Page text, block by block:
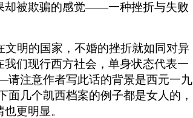
被欺骗的感觉——一种挫折与失败
明的国家，不婚的挫折就如同对异
们现行西方社会，单身状态代表一
注意作者写此话的背景是西元一九
面几个凯西档案的例子都是女人的，
更明显。